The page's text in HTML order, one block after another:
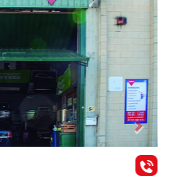
Integrala
Next